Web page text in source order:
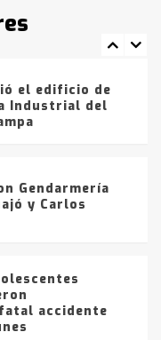
drogas en la
el edificio de
Industrial del
Gendarmería
y Carlos
accidente